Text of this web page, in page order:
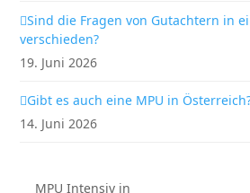
Sind die Fragen von Gutachtern in
verschieden?
19. Juni 2026
Gibt es auch eine MPU in
14. Juni 2026
MPU Intensiv in